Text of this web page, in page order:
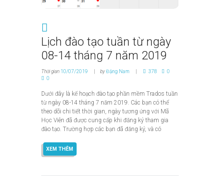
Lịch đào tạo tuần từ ngày
08-14 tháng 7 năm 2019
Thời gian 10/07/2019 byĐặng Nam 378
0
0
Dưới đây là kế hoạch đào tạo phần mềm Trados tuần
từ ngày 08-14 tháng 7 năm 2019. Các bạn có thể
theo dõi chi tiết thời gian, ngày tương ứng với Mã
Học Viên đã được cung cấp khi đăng ký tham gia
đào tạo. Trường hợp các bạn đã đăng ký, và có
XEM THÊM